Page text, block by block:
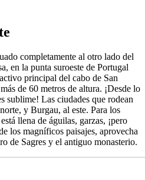
completamente al otro lado del
en la punta suroeste de Portugal
principal del cabo de San
de 60 metros de altura. ¡Desde lo
sublime! Las ciudades que rodean
y Burgau, al este. Para los
llena de águilas, garzas, ¡pero
los magníficos paisajes, aprovecha
de Sagres y el antiguo monasterio.